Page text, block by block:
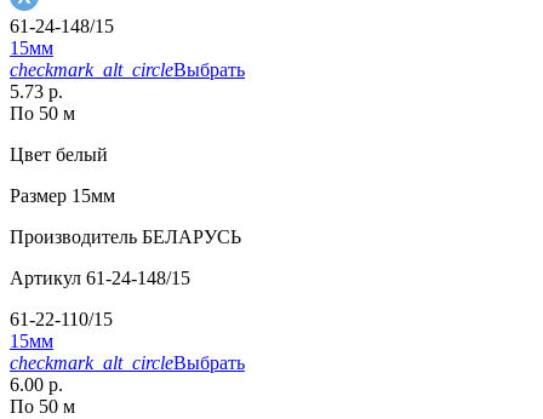
61-24-148/15
15мм
checkmark_alt_circleВыбрать
5.73 р.
По 50 м
Цвет белый
Размер 15мм
Производитель БЕЛАРУСЬ
Артикул 61-24-148/15
61-22-110/15
15мм
checkmark_alt_circleВыбрать
6.00 р.
По 50 м